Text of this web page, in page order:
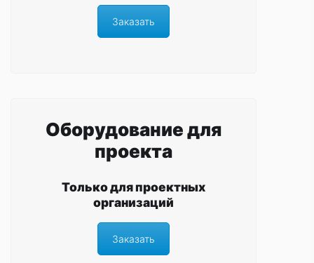
Заказать
Оборудование для
проекта
Только для проектных
организаций
Заказать